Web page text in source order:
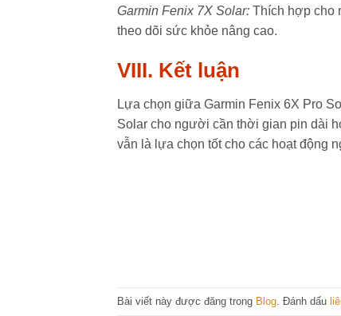
Garmin Fenix 7X Solar: Thích hợp cho
theo dõi sức khỏe nâng cao.
VIII. Kết luận
Lựa chọn giữa Garmin Fenix 6X Pro
Solar cho người cần thời gian pin dài
vẫn là lựa chọn tốt cho các hoạt động
Bài viết này được đăng trong Blog . Đánh dấu